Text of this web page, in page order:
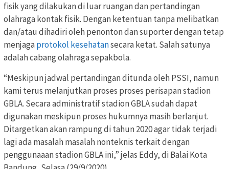
fisik yang dilakukan di luar ruangan dan pertandingan
olahraga kontak fisik. Dengan ketentuan tanpa melibatkan
dan/atau dihadiri oleh penonton dan suporter dengan tetap
menjagaprotokol kesehatansecara ketat. Salah satunya
adalah cabang olahraga sepakbola.
“Meskipun jadwal pertandingan ditunda oleh PSSI, namun
kami terus melanjutkan proses proses perisapan stadion
GBLA. Secara administratif stadion GBLA sudah dapat
digunakan meskipun proses hukumnya masih berlanjut.
Ditargetkan akan rampung di tahun 2020 agar tidak terjadi
lagi ada masalah masalah nonteknis terkait dengan
penggunaaan stadion GBLA ini,” jelas Eddy, di Balai Kota